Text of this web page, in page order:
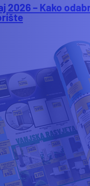
2026 – Kako